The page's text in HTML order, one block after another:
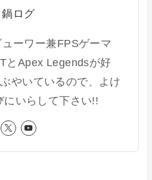
鍋ログ
ーワー兼FPSゲーマ
とApex Legendsが好
やいているので、よけ
にいらして下さい!!